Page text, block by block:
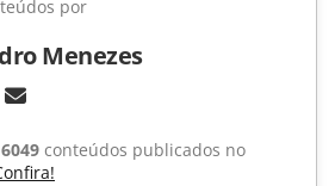
por
Menezes
6049 conteúdos publicados no